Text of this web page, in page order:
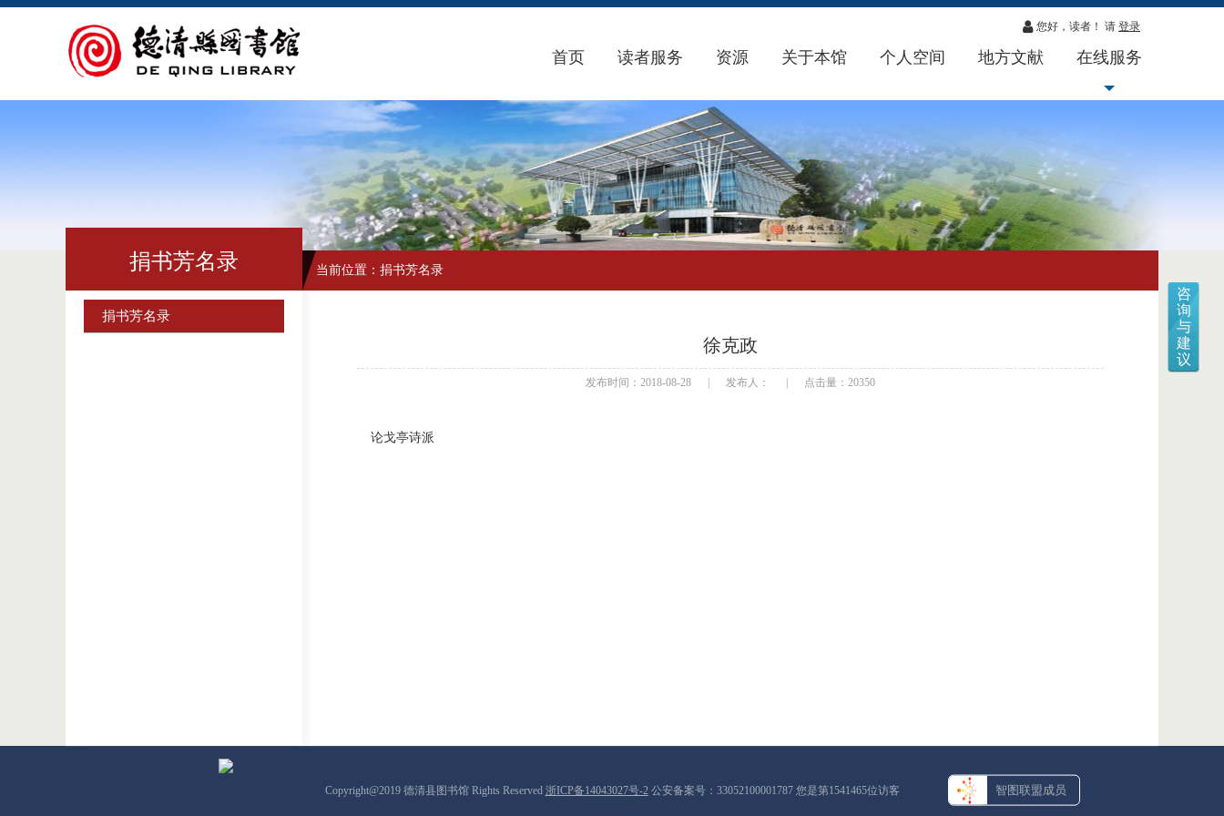
首页 读者服务 资源 关于本馆 个人空间 地方文献 在线服务
您好，读者！ 请 登录
咨
询
与
建
议
捐书芳名录
捐书芳名录
当前位置： 捐书芳名录
徐克政
发布时间：2018-08-28 发布人： 点击量：20350
论戈亭诗派
Copyright@2019 德清县图书馆 Rights Reserved 浙ICP备14043027号-2公安备案号：33052100001787 您是第1541465位访客 智图联盟成员